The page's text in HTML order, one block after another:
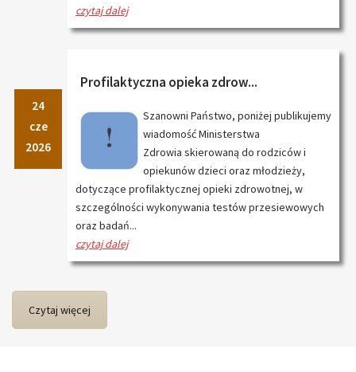
czytaj dalej
24
cze
2026
Profilaktyczna opieka zdrow...
Szanowni Państwo, poniżej publikujemy
wiadomość Ministerstwa
Zdrowia skierowaną do rodziców i
opiekunów dzieci oraz młodzieży,
dotyczące profilaktycznej opieki zdrowotnej, w
szczególności wykonywania testów przesiewowych
oraz badań...
czytaj dalej
Czytaj więcej